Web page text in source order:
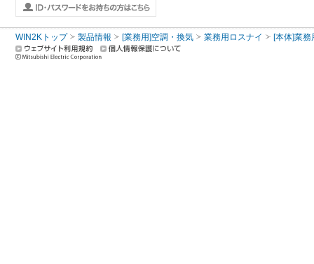
WIN2Kトップ 製品情報 [業務用]空調・換気 業務用ロスナイ [本体]業務